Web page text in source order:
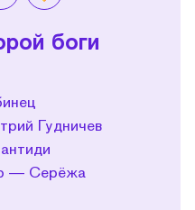
боги
Гудничев
— Серёжа